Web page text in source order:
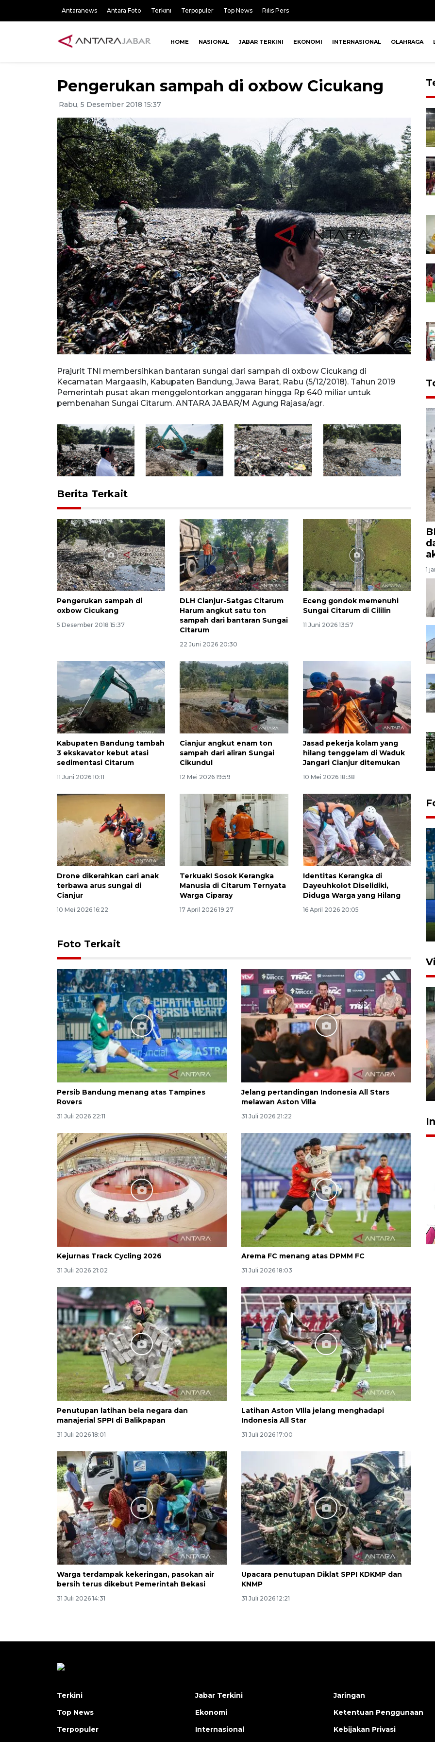
Antaranews Antara Foto Terkini Terpopuler Top News Rilis Pers
HOME NASIONAL JABAR TERKINI EKONOMI INTERNASIONAL OLAHRAGA
Pengerukan sampah di oxbow Cicukang
Rabu, 5 Desember 2018 15:37
Prajurit TNI membersihkan bantaran sungai dari sampah di oxbow Cicukang di
Kecamatan Margaasih, Kabupaten Bandung, Jawa Barat, Rabu (5/12/2018). Tahun 2019
Pemerintah pusat akan menggelontorkan anggaran hingga Rp 640 miliar untuk
pembenahan Sungai Citarum. ANTARA JABAR/M Agung Rajasa/agr.
atau
Berita Terkait
Pengerukan sampah di
oxbow Cicukang
5 Desember 2018 15:37
DLH Cianjur-Satgas Citarum
Harum angkut satu ton
sampah dari bantaran Sungai
CItarum
22 Juni 2026 20:30
Eceng gondok memenuhi
Sungai Citarum di Cililin
11 Juni 2026 13:57
Kabupaten Bandung tambah
3 ekskavator kebut atasi
sedimentasi Citarum
11 Juni 2026 10:11
Cianjur angkut enam ton
sampah dari aliran Sungai
Cikundul
12 Mei 2026 19:59
Jasad pekerja kolam yang
hilang tenggelam di Waduk
Jangari Cianjur ditemukan
10 Mei 2026 18:38
Drone dikerahkan cari anak
terbawa arus sungai di
Cianjur
10 Mei 2026 16:22
Terkuak! Sosok Kerangka
Manusia di Citarum Ternyata
Warga Ciparay
17 April 2026 19:27
Identitas Kerangka di
Dayeuhkolot Diselidiki,
Diduga Warga yang Hilang
16 April 2026 20:05
Foto Terkait
Persib Bandung menang atas Tampines
Rovers
31 Juli 2026 22:11
Jelang pertandingan Indonesia All Stars
melawan Aston Villa
31 Juli 2026 21:22
Kejurnas Track Cycling 2026
31 Juli 2026 21:02
Arema FC menang atas DPMM FC
31 Juli 2026 18:03
Penutupan latihan bela negara dan
manajerial SPPI di Balikpapan
31 Juli 2026 18:01
Latihan Aston VIlla jelang menghadapi
Indonesia All Star
31 Juli 2026 17:00
Warga terdampak kekeringan, pasokan air
bersih terus dikebut Pemerintah Bekasi
31 Juli 2026 14:31
Upacara penutupan Diklat SPPI KDKMP dan
KNMP
31 Juli 2026 12:21
1
Penutupan latihan bela negara
dan manajerial SPPI di
Balikpapan
Pigai: Penangkapan begal
tetap kewenangan aparat
penegak hukum
29 Juli 2026 00:31
Sinyal positif perekonomian
Indonesia
Terkini
Top News
Terpopuler
Jabar Terkini
Ekonomi
Internasional
Jaringan
Ketentuan Penggunaan
Kebijakan Privasi